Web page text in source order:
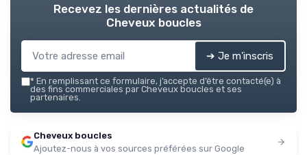
Recevez les dernières actualités de
Cheveux boucles
➔ Je m'inscris
* En remplissant ce formulaire, j’accepte d’être contacté(e) à
des fins commerciales par Cheveux boucles et ses
partenaires.
Cheveux boucles
Ajoutez-nous à vos sources préférées sur Google